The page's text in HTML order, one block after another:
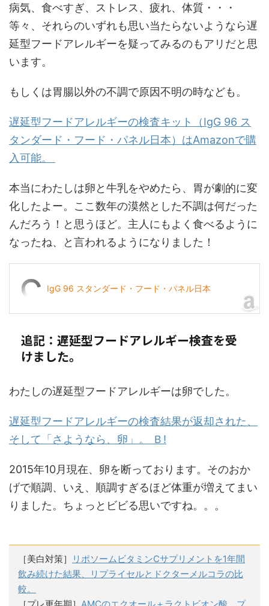
病気、食べすぎ、ストレス、疲れ、体質・・・
等々、それらのいずれも思い当たらないようなら遅
延型フードアレルギーを疑ってみるのもアリだと思
います。
もしくは胃腸以外の不調で原因不明の時なども。
遅延型フードアレルギーの検査キット（IgG 96 ス
タンダード・フード・パネル日本）はAmazonで購
入可能。
本当にわたしは卵と牛乳をやめたら、胃が劇的に変
化したよー。ここ数年の漠然とした不調は何だった
んだろう！と思うほど。主人にもよく食べるように
なったね、と言われるようになりました！
IgG 96 スタンダード・フード・パネル日本
追記：遅延型フードアレルギー検査を受
けました。
わたしの遅延型フードアレルギーは卵でした。
遅延型フードアレルギーの検査結果が返却された、
そして「さようなら、卵」。 Ｂ!
2015年10月現在、卵を断っております。そのおか
げで順調、いえ、順調すぎるほど体重が増えてまい
りました。ちょっとビビる思いですね。。。
［美白対策］
リポソームビタミンCサプリメントを1年間
飲み続けた結果、リプライセルとドクターメルコラの比
較。
［プレ更年期］ AMCのエクオール＋ラクトビオン酸、プ